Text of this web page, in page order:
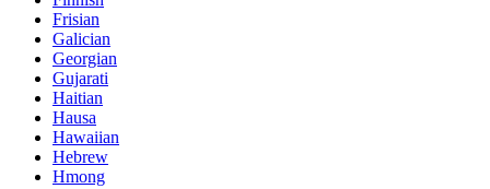
Frisian
Galician
Georgian
Gujarati
Haitian
Hausa
Hawaiian
Hebrew
Hmong